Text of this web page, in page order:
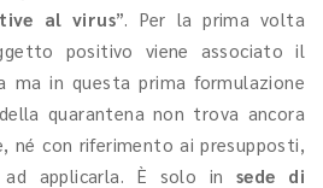
al virus”. Per la prima volta
positivo viene associato il
ma in questa prima formulazione
quarantena non trova ancora
né con riferimento ai presupposti,
applicarla. È solo insede di